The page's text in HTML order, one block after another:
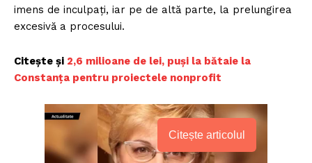
imens de inculpați, iar pe de altă parte, la prelungirea
excesivă a procesului.
Citește și 2,6 milioane de lei, puși la bătaie la
Constanța pentru proiectele nonprofit
Citește articolul